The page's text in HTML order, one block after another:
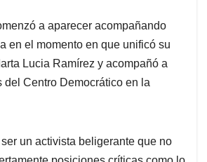
a aparecer acompañando
en el momento en que unificó su
Lucia Ramírez y acompañó a
del Centro Democrático en la
un activista beligerante que no